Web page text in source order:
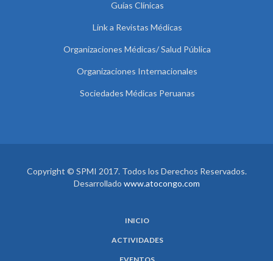
Guías Clínicas
Link a Revistas Médicas
Organizaciones Médicas/ Salud Pública
Organizaciones Internacionales
Sociedades Médicas Peruanas
Copyright © SPMI 2017. Todos los Derechos Reservados.
Desarrollado www.atocongo.com
INICIO
ACTIVIDADES